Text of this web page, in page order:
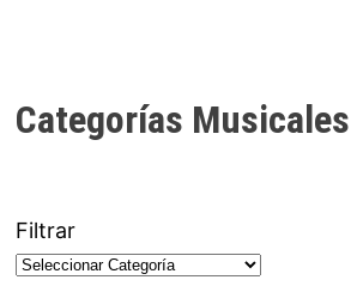
Categorías Musicales
Filtrar